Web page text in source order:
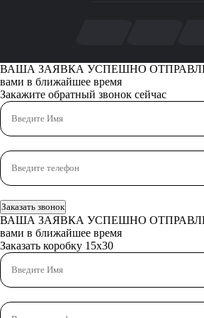
ВАША ЗАЯВКА УСПЕШНО
вами в ближайшее время
Закажите обратный звонок сейчас
Заказать звонок
ВАША ЗАЯВКА УСПЕШНО
вами в ближайшее время
Заказать коробку 15х30